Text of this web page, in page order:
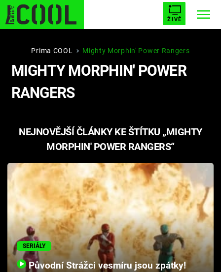
ŽIVĚ
STARHOUSE BUFFY, PŘEMOŽITELKA UPÍRŮ
ESCAPE PLNEJ KOTEL AVENGERS 5
Témata
Seriály
Hry
Cool Esport
Pořady
Prima COOL Mighty Morphin' Power Rangers
MIGHTY MORPHIN' POWER
RANGERS
NEJNOVĚJŠÍ ČLÁNKY KE ŠTÍTKU „MIGHTY
MORPHIN' POWER RANGERS“
SERIÁLY
Původní Strážci vesmíru jsou zpátky!